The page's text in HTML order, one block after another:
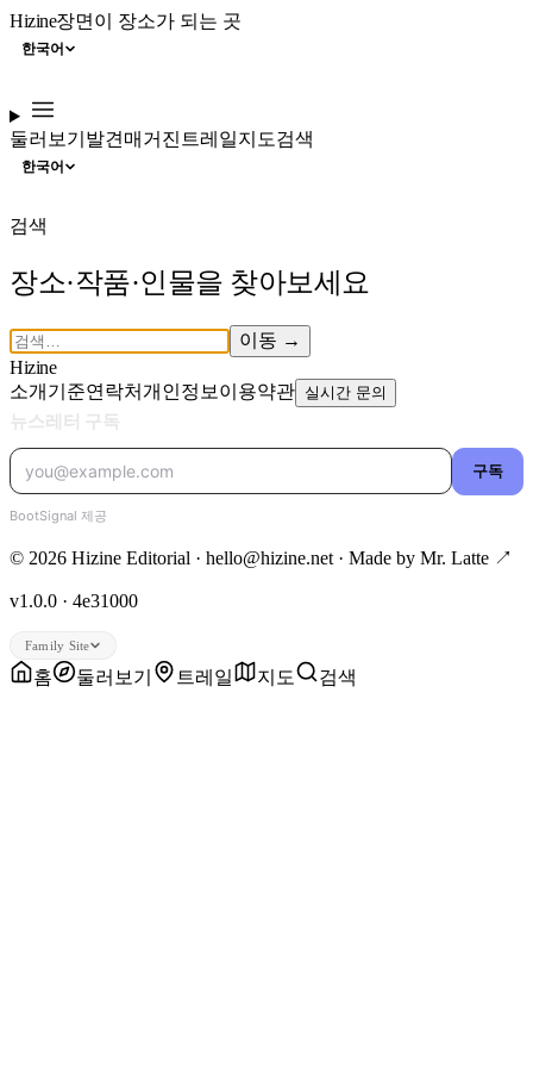
Hizine장면이 장소가 되는 곳
한국어
둘러보기 발견 매거진 트레일지도검색
한국어
검색
장소·작품·인물을 찾아보세요
이동 →
Hizine
소개 기준연락처개인정보 이용약관 실시간 문의
© 2026 Hizine Editorial · hello@hizine.net · Made by Mr. Latte ↗
v1.0.0 · 4e31000
Family Site
홈 둘러보기 트레일 지도 검색